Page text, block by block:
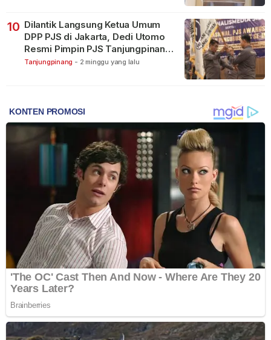
10 Dilantik Langsung Ketua Umum
DPP PJS di Jakarta, Dedi Utomo
Resmi Pimpin PJS Tanjungpinang-
Bintan
Tanjungpinang - 2 minggu yang lalu